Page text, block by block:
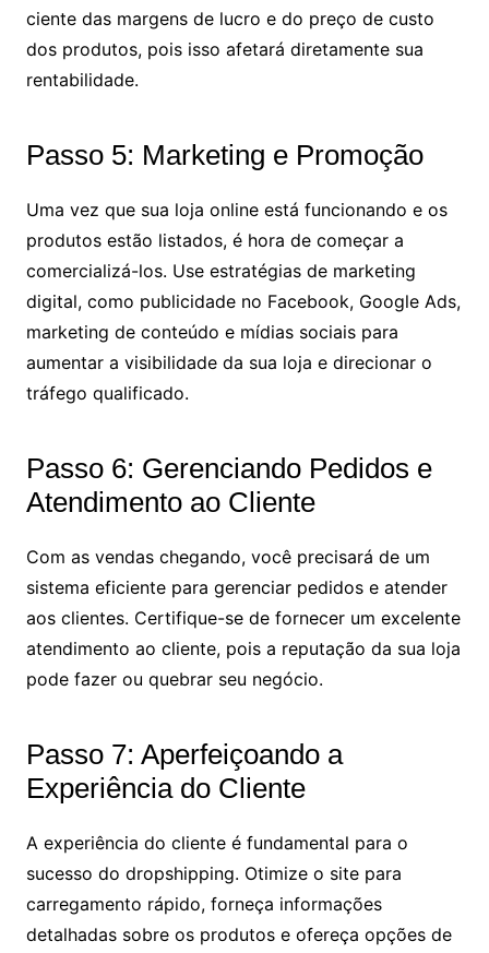
ciente das margens de lucro e do preço de custo
dos produtos, pois isso afetará diretamente sua
rentabilidade.
Passo 5: Marketing e Promoção
Uma vez que sua loja online está funcionando e os
produtos estão listados, é hora de começar a
comercializá-los. Use estratégias de marketing
digital, como publicidade no Facebook, Google Ads,
marketing de conteúdo e mídias sociais para
aumentar a visibilidade da sua loja e direcionar o
tráfego qualificado.
Passo 6: Gerenciando Pedidos e
Atendimento ao Cliente
Com as vendas chegando, você precisará de um
sistema eficiente para gerenciar pedidos e atender
aos clientes. Certifique-se de fornecer um excelente
atendimento ao cliente, pois a reputação da sua loja
pode fazer ou quebrar seu negócio.
Passo 7: Aperfeiçoando a
Experiência do Cliente
A experiência do cliente é fundamental para o
sucesso do dropshipping. Otimize o site para
carregamento rápido, forneça informações
detalhadas sobre os produtos e ofereça opções de